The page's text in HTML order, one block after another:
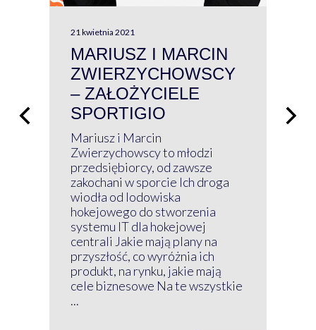
21 kwietnia 2021
MARIUSZ I MARCIN
ZWIERZYCHOWSCY
– ZAŁOŻYCIELE
SPORTIGIO
Mariusz i Marcin
Zwierzychowscy to młodzi
przedsiębiorcy, od zawsze
zakochani w sporcie Ich droga
wiodła od lodowiska
hokejowego do stworzenia
systemu IT dla hokejowej
centrali Jakie mają plany na
przyszłość, co wyróżnia ich
produkt, na rynku, jakie mają
cele biznesowe Na te wszystkie
...